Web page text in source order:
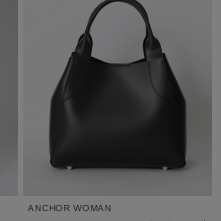
ANCHOR WOMAN